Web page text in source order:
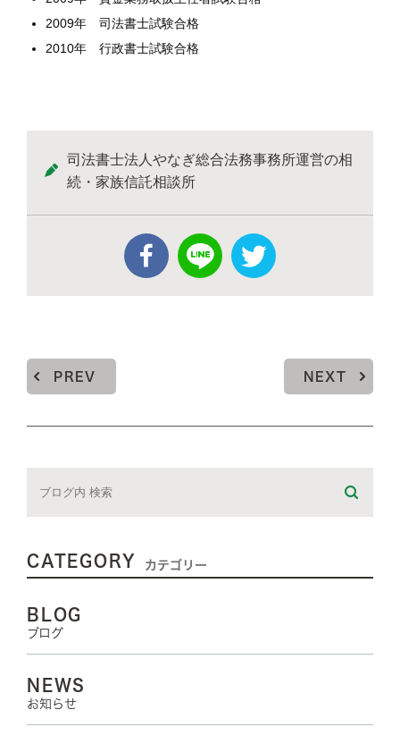
2009年 司法書士試験合格
2010年 行政書士試験合格
司法書士法人やなぎ総合法務事務所運営の相
続・家族信託相談所
PREV NEXT
CATEGORY カテゴリー
BLOG
ブログ
NEWS
お知らせ